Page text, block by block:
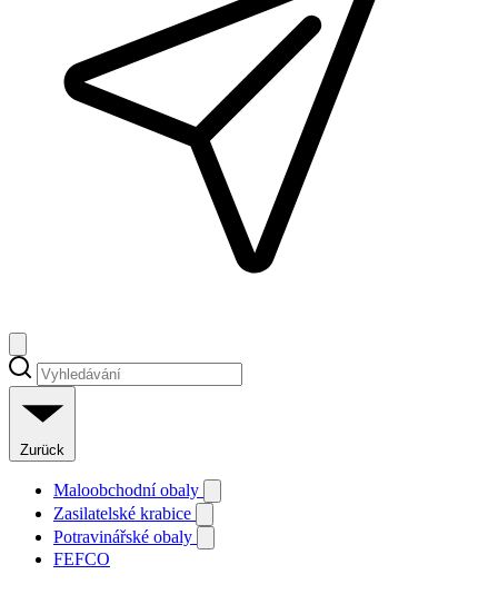
Zurück
Maloobchodní obaly
Zasilatelské krabice
Potravinářské obaly
FEFCO